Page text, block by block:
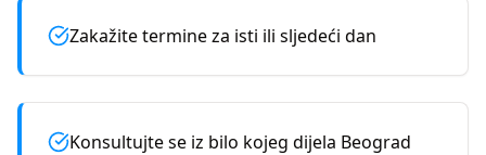
Zakažite termine za isti ili sljedeći dan
Konsultujte se iz bilo kojeg dijela Beograd